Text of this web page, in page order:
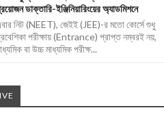
ডাক্তারি-ইঞ্জিনিয়ারিংয়ের অ্যাডমিশনে
নিট (NEET), জেইই (JEE)-র মতো কোর্সে শুধু
পরীক্ষায় (Entrance) প্রাপ্ত নম্বরই নয়,
বা উচ্চ মাধ্যমিক পরীক্ষ...